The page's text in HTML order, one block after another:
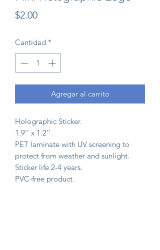
$2.00Precio
Cantidad *
Agregar al carrito
Holographic Sticker.
1.9'' x 1.2''
PET laminate with UV screening to
protect from weather and sunlight.
Sticker life 2-4 years.
PVC-free product.